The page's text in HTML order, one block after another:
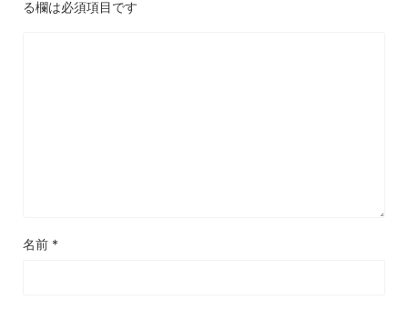
る欄は必須項目です
名前 *